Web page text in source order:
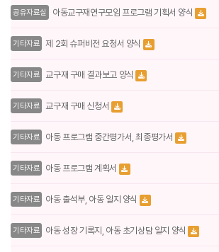
공유자료실 아동교구재연구모임 프로그램 기획서 양식
기타자료 제 2회 슈퍼비전 요청서 양식
기타자료 교구재 구매 결과보고 양식
기타자료 교구재 구매 신청서
기타자료 아동 프로그램 중간평가서, 최종평가서
기타자료 아동 프로그램 계획서
기타자료 아동 출석부, 아동 일지 양식
기타자료 아동 성장 기록지, 아동 초기상담 일지 양식